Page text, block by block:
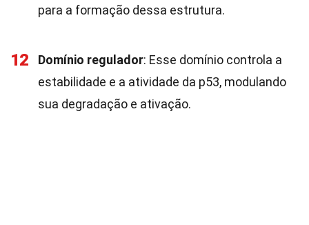
para a formação dessa estrutura.
12 Domínio regulador: Esse domínio controla a
estabilidade e a atividade da p53, modulando
sua degradação e ativação.